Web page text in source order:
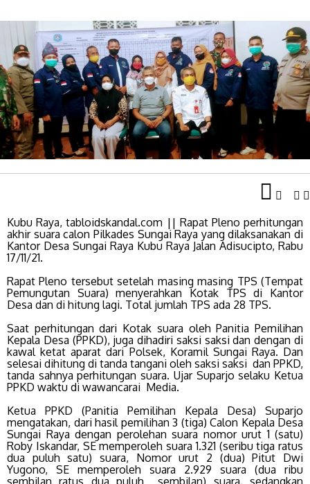
Kubu Raya, tabloidskandal.com || Rapat Pleno perhitungan
akhir suara calon Pilkades Sungai Raya yang dilaksanakan di
Kantor Desa Sungai Raya Kubu Raya Jalan Adisucipto, Rabu
17/11/21.
Rapat Pleno tersebut setelah masing masing TPS (Tempat
Pemungutan Suara) menyerahkan Kotak TPS di Kantor
Desa dan di hitung lagi. Total jumlah TPS ada 28 TPS.
Saat perhitungan dari Kotak suara oleh Panitia Pemilihan
Kepala Desa (PPKD), juga dihadiri saksi saksi dan dengan di
kawal ketat aparat dari Polsek, Koramil Sungai Raya. Dan
selesai dihitung di tanda tangani oleh saksi saksi dan PPKD,
tanda sahnya perhitungan suara. Ujar Suparjo selaku Ketua
PPKD waktu di wawancarai Media.
Ketua PPKD (Panitia Pemilihan Kepala Desa) Suparjo
mengatakan, dari hasil pemilihan 3 (tiga) Calon Kepala Desa
Sungai Raya dengan perolehan suara nomor urut 1 (satu)
Roby Iskandar, SE memperoleh suara 1.321 (seribu tiga ratus
dua puluh satu) suara, Nomor urut 2 (dua) Pitut Dwi
Yugono, SE memperoleh suara 2.929 suara (dua ribu